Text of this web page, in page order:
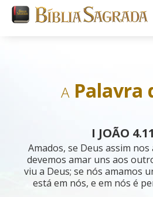
Blog
APalavra
I JOÃO
Amados, se Deus assim
devemos amar uns aos
viu a Deus; se nós amamos
está em nós, e em nós é